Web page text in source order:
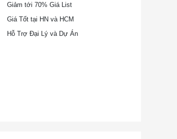
Giảm tới 70% Giá List
Giá Tốt tại HN và HCM
Hỗ Trợ Đại Lý và Dự Án